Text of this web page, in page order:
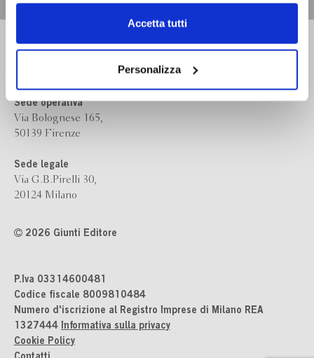
Chiudendo il banner tramite la “X” prosegui la
dei soli cookie tecnici. Selezionando “Accetta tutti” presti
il tuo consenso alla profilazione che potrai revocare in
ogni momentoRevoca
Accetta tutti
Personalizza
Bompiani è un marchio
Sede operativa
Via Bolognese 165,
50139 Firenze
Sede legale
Via G.B.Pirelli 30,
20124 Milano
2026 Giunti Editore
P.Iva 03314600481
Codice fiscale 8009810484
Numero d'iscrizione al Registro Imprese di Milano REA
1327444 Informativa sulla privacy
Cookie Policy